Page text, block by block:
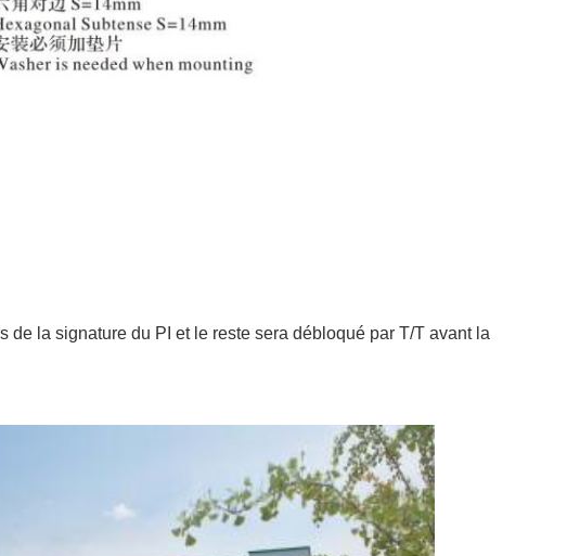
la signature du PI et le reste sera débloqué par T/T avant la